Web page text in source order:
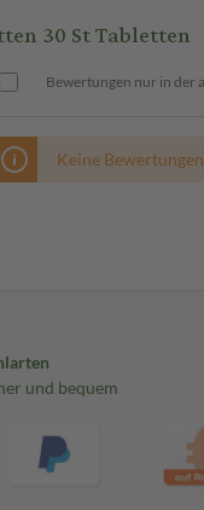
30 St Tabletten
Bewertungen nur in der
Keine
und bequem